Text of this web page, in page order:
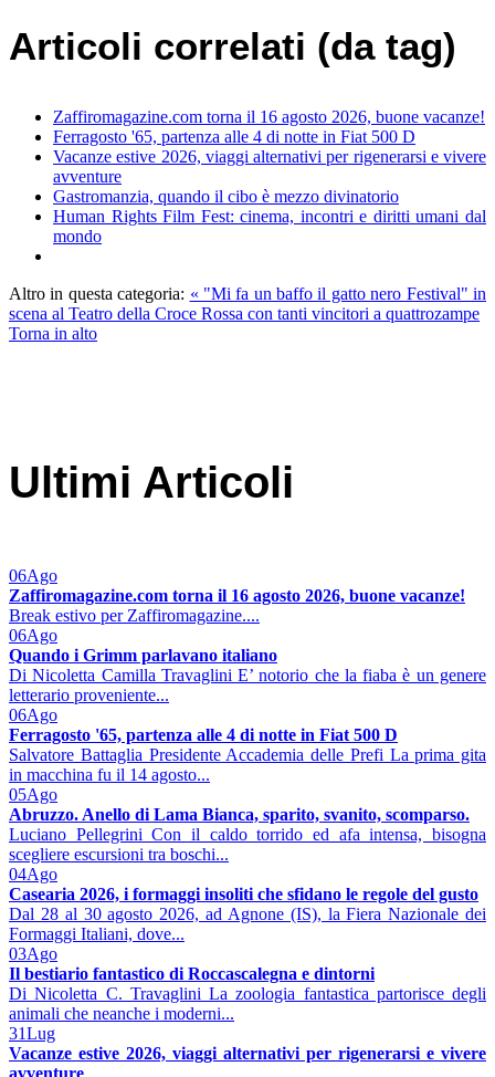
Articoli correlati (da tag)
Zaffiromagazine.com torna il 16 agosto 2026, buone vacanze!
Ferragosto '65, partenza alle 4 di notte in Fiat 500 D
Vacanze estive 2026, viaggi alternativi per rigenerarsi e vivere
avventure
Gastromanzia, quando il cibo è mezzo divinatorio
Human Rights Film Fest: cinema, incontri e diritti umani dal
mondo
Altro in questa categoria: « "Mi fa un baffo il gatto nero Festival" in
scena al Teatro della Croce Rossa con tanti vincitori a quattrozampe
Torna in alto
Ultimi Articoli
06Ago
Zaffiromagazine.com torna il 16 agosto 2026, buone vacanze!
Break estivo per Zaffiromagazine....
06Ago
Quando i Grimm parlavano italiano
Di Nicoletta Camilla Travaglini E’ notorio che la fiaba è un genere
letterario proveniente...
06Ago
Ferragosto '65, partenza alle 4 di notte in Fiat 500 D
Salvatore Battaglia Presidente Accademia delle Prefi La prima gita
in macchina fu il 14 agosto...
05Ago
Abruzzo. Anello di Lama Bianca, sparito, svanito, scomparso.
Luciano Pellegrini Con il caldo torrido ed afa intensa, bisogna
scegliere escursioni tra boschi...
04Ago
Casearia 2026, i formaggi insoliti che sfidano le regole del gusto
Dal 28 al 30 agosto 2026, ad Agnone (IS), la Fiera Nazionale dei
Formaggi Italiani, dove...
03Ago
Il bestiario fantastico di Roccascalegna e dintorni
Di Nicoletta C. Travaglini La zoologia fantastica partorisce degli
animali che neanche i moderni...
31Lug
Vacanze estive 2026, viaggi alternativi per rigenerarsi e vivere